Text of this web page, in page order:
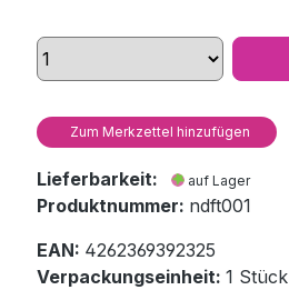
Zum Merkzettel hinzufügen
Lieferbarkeit: auf Lager
Produktnummer: ndft001
EAN: 4262369392325
Verpackungseinheit: 1 Stück